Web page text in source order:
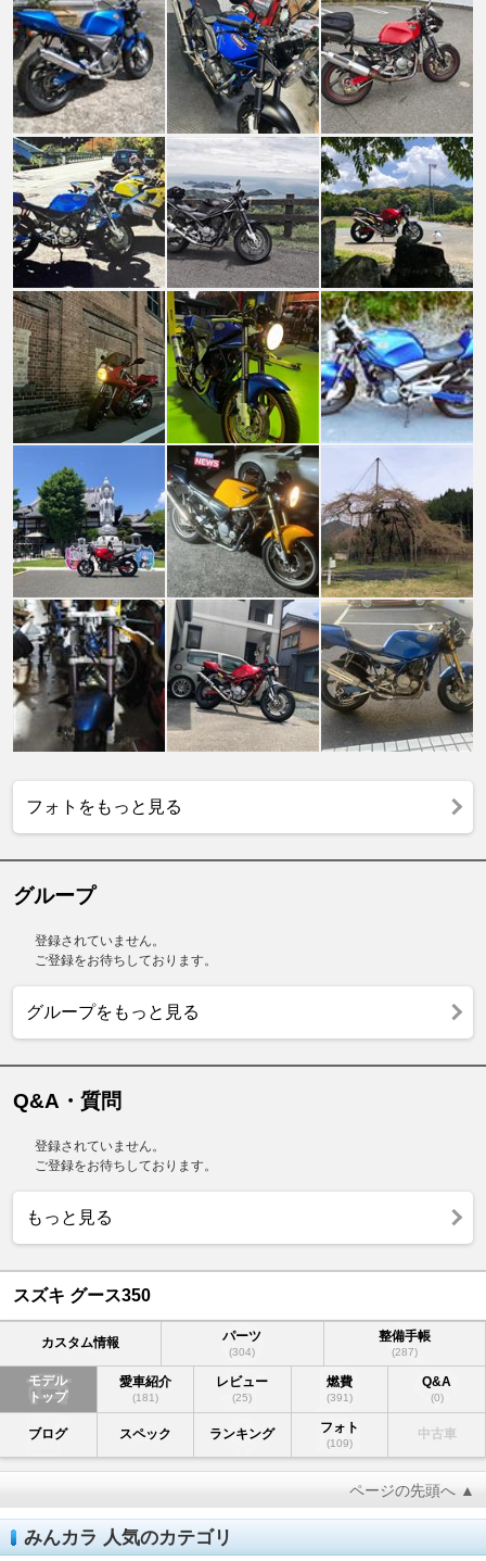
フォトをもっと見る
グループ
登録されていません。
ご登録をお待ちしております。
グループをもっと見る
Q&A・質問
登録されていません。
ご登録をお待ちしております。
もっと見る
スズキ グース350
カスタム情報 パーツ
(304)
整備手帳
(287)
モデル
トップ
愛車紹介
(181)
レビュー
(25)
燃費
(391)
Q&A
(0)
ブログ スペック ランキング フォト
(109)
中古車
ページの先頭へ ▲
みんカラ 人気のカテゴリ